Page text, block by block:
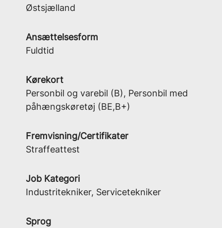
Østsjælland
Ansættelsesform
Fuldtid
Kørekort
Personbil og varebil (B), Personbil med
påhængskøretøj (BE,B+)
Fremvisning/Certifikater
Straffeattest
Job Kategori
Industritekniker, Servicetekniker
Sprog